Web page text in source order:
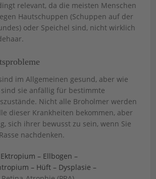
relevant, da die meisten Menschen
Hautschuppen (Schuppen auf der
oder Speichel sind, nicht wirklich
im Allgemeinen gesund, aber wie
sind sie anfällig für bestimmte
Nicht alle Broholmer werden
dieser Krankheiten bekommen, aber
sich ihrer bewusst zu sein, wenn Sie
nachdenken.
– Ellbogen –
– Hüft – Dysplasie –